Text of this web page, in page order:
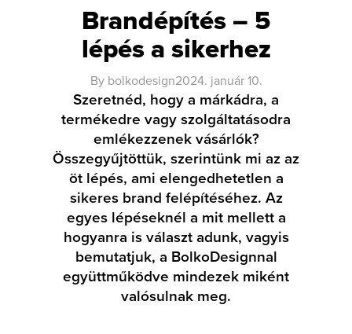
Brandépítés – 5
lépés a sikerhez
Bybolkodesign2024. január 10.
Szeretnéd, hogy a márkádra, a
termékedre vagy szolgáltatásodra
emlékezzenek vásárlók?
Összegyűjtöttük, szerintünk mi az az
öt lépés, ami elengedhetetlen a
sikeres brand felépítéséhez. Az
egyes lépéseknél a mit mellett a
hogyanra is választ adunk, vagyis
bemutatjuk, a BolkoDesignnal
együttműködve mindezek miként
valósulnak meg.